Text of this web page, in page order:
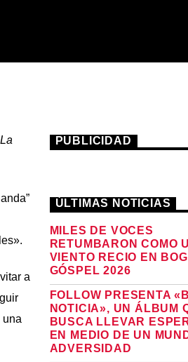
a
una
PUBLICIDAD
ÚLTIMAS NOTICIAS
MILES DE VOCES
RETUMBARON COMO
VIENTO RECIO EN
GÓSPEL 2026
FOLLOW PRESENTA
NOTICIA», UN ÁLBUM
BUSCA LLEVAR
EN MEDIO DE UN
ADVERSIDAD